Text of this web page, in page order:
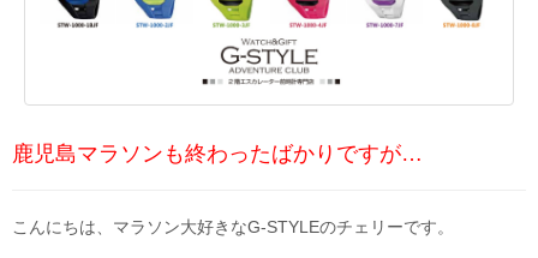
鹿児島マラソンも終わったばかりですが…
こんにちは、マラソン大好きなG-STYLEのチェリーです。